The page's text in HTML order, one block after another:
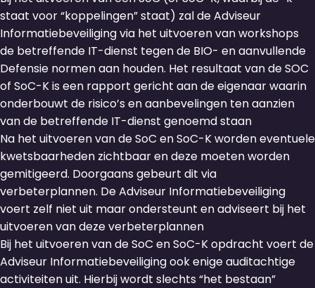
staat voor “koppelingen” staat) zal de Adviseur
Informatiebeveiliging via het uitvoeren van workshops
de betreffende IT-dienst tegen de BIO- en aanvullende
Defensie normen aan houden. Het resultaat van de SOC
of SoC-K is een rapport gericht aan de eigenaar waarin
onderbouwt de risico’s en aanbevelingen ten aanzien
van de betreffende IT-dienst genoemd staan
Na het uitvoeren van de SoC en SoC-K worden eventuele
kwetsbaarheden zichtbaar en deze moeten worden
gemitigeerd. Doorgaans gebeurt dit via
verbeterplannen. De Adviseur Informatiebeveiliging
voert zelf niet uit maar ondersteunt en adviseert bij het
uitvoeren van deze verbeterplannen
Bij het uitvoeren van de SoC en SoC-K opdracht voert de
Adviseur Informatiebeveiliging ook enige auditachtige
activiteiten uit. Hierbij wordt slechts “het bestaan”